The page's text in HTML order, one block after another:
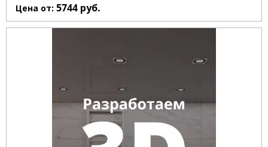
Цена от: 5744 руб.